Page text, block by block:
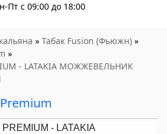
Пт с 09:00 до 18:00
» Табак Fusion (Фьюжн) »
»
- LATAKIA МОЖЖЕВЕЛЬНИК
- LATAKIA